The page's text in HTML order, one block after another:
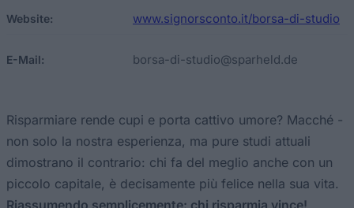
Website: www.signorsconto.it/borsa-di-studio
E-Mail: borsa-di-studio@sparheld.de
Risparmiare rende cupi e porta cattivo umore? Macché -
non solo la nostra esperienza, ma pure studi attuali
dimostrano il contrario: chi fa del meglio anche con un
piccolo capitale, è decisamente più felice nella sua vita.
Riassumendo semplicemente: chi risparmia vince!